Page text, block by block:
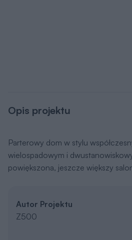
Opis projektu
Parterowy dom w stylu
wielospadowym i
powiększona, jeszcze większy
Autor Projektu
Z500